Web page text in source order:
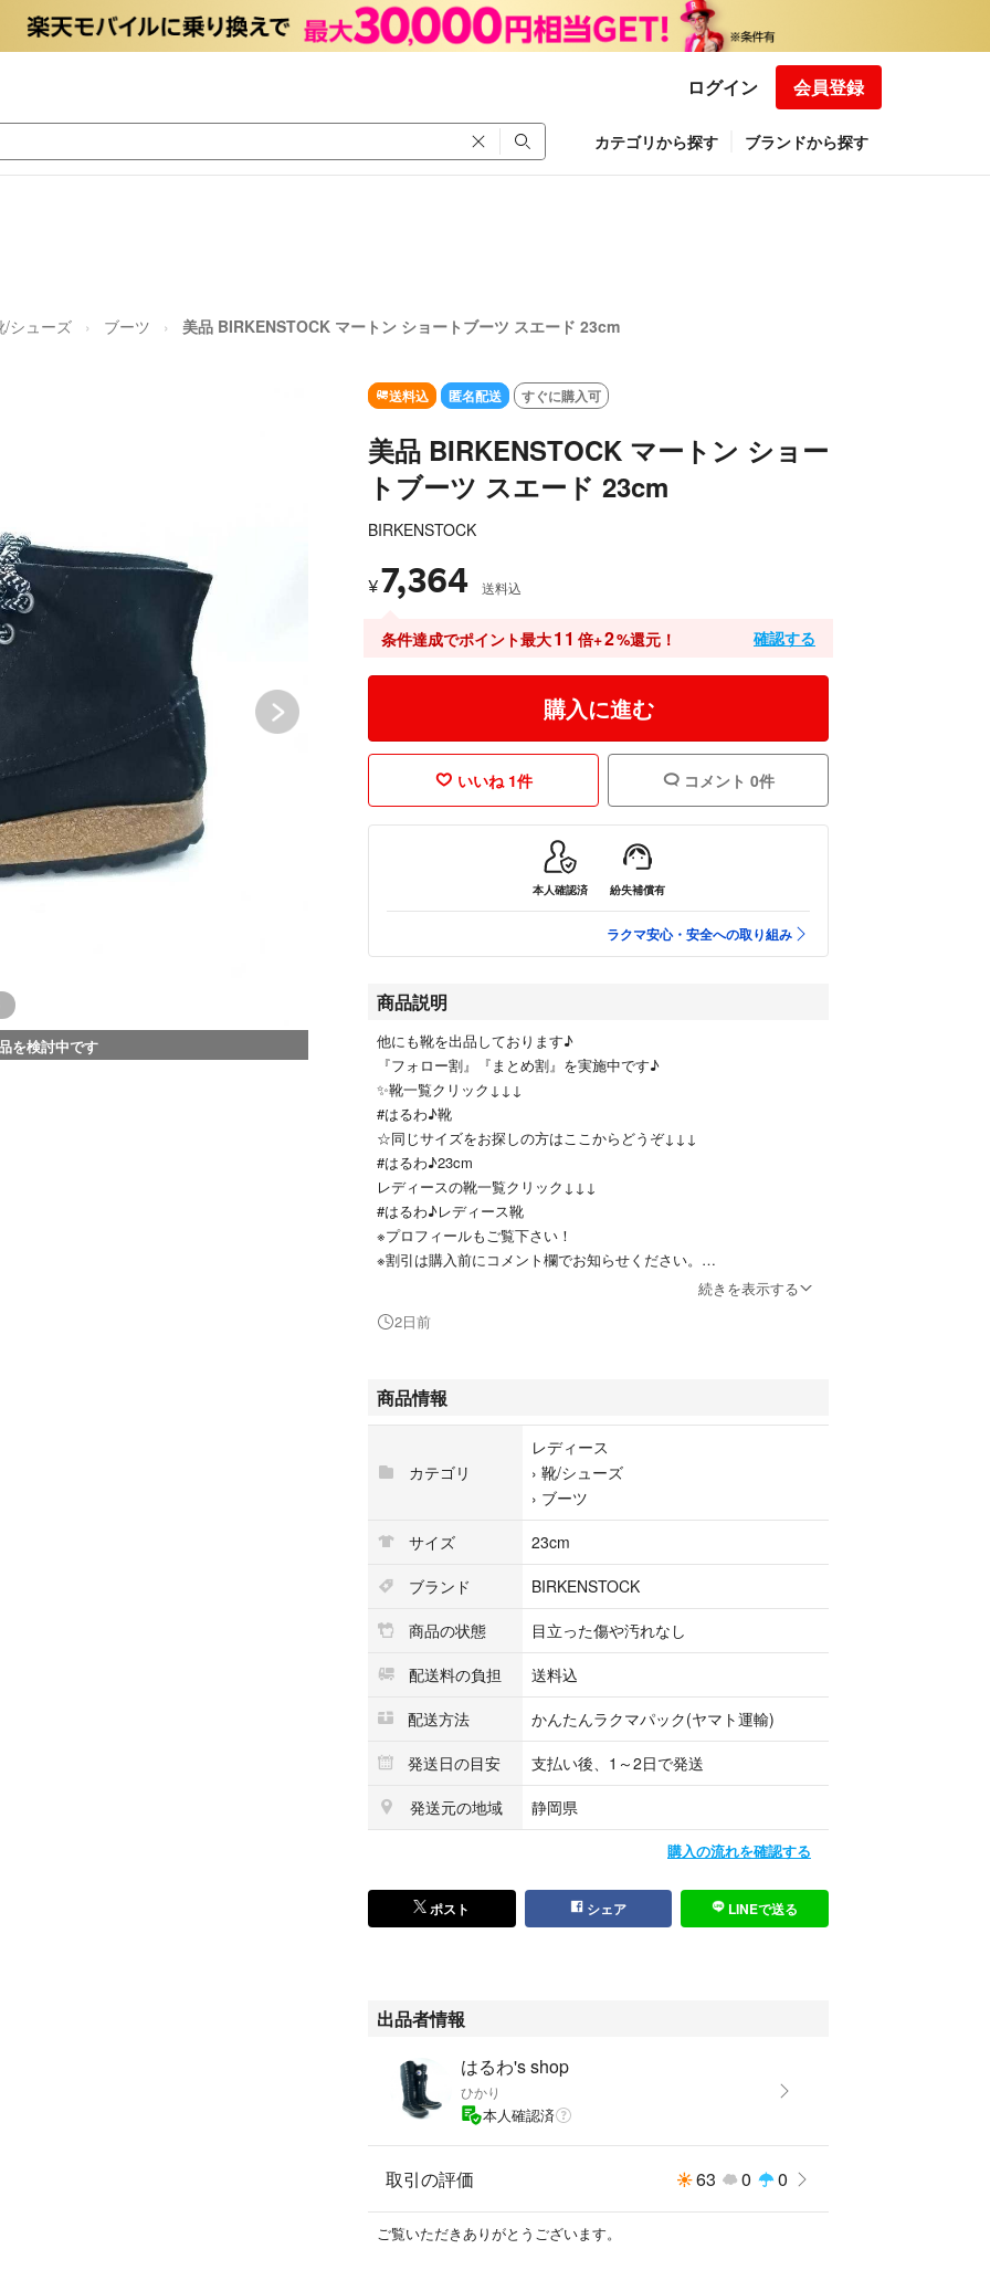
ログイン 会員登録
カテゴリから探す ブランドから探す
/シューズ ブーツ 美品 BIRKENSTOCK マートン ショートブーツ スエード 23cm
を検討中です
送料込 匿名配送 すぐに購入可
美品 BIRKENSTOCK マートン ショー
トブーツ スエード 23cm
BIRKENSTOCK
¥7,364 送料込
条件達成でポイント最大11 倍+2%還元！ 確認する
購入に進む
いいね 1件 コメント 0件
本人確認済 紛失補償有
ラクマ安心・安全への取り組み
商品説明
他にも靴を出品しております♪
『フォロー割』『まとめ割』を実施中です♪
✨靴一覧クリック↓↓↓
#はるわ♪靴
☆同じサイズをお探しの方はここからどうぞ↓↓↓
#はるわ♪23cm
レディースの靴一覧クリック↓↓↓
#はるわ♪レディース靴
※プロフィールもご覧下さい！
※割引は購入前にコメント欄でお知らせください。
です。
【カラー】ブラック
【サイズ】23cm
【実寸サイズ】全長：約23cm（靴の中にメジャーを入れて測っていま
す）
アウトソール最大幅:約9㎝
ヒール高さ:約2.5㎝
【状態】
目立った傷汚れがなくきれいな状態です。
※状態に敏感な方はご遠慮下さい。
【購入場所】：大手ブランドショップ
hws01795
■埃落とし・リムーバーによる汚れ落とし・保湿・栄養補給・ワック
ス掛け等、店舗持ち込みで2000円相当のメンテナンスを施しておりま
す。また、シューキーパーで形を保持した状態で保管しております。
・汚れやキズは画像でご確認ください。
・梱包に関しては、基本的に簡易発送になりますが、傷がつかないよ
うにプチプチに包むなどしております。
●ロングブーツは折り曲げての梱包となります。
認下さい。
・不明な点がございましたらお気軽にご質問ください。
続きを表示する
2日前
商品情報
カテゴリ
レディース
› 靴/シューズ
› ブーツ
サイズ
23cm
ブランド
BIRKENSTOCK
商品の状態
目立った傷や汚れなし
配送料の負担
送料込
配送方法
かんたんラクマパック(ヤマト運輸)
発送日の目安
支払い後、1～2日で発送
発送元の地域
静岡県
購入の流れを確認する
ポスト シェア LINEで送る
出品者情報
はるわ's shop
ひかり
本人確認済
取引の評価 63 0 0
ご覧いただきありがとうございます。